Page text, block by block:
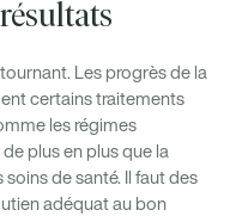
Les progrès de la
certains traitements
les régimes
plus en plus que la
de santé. Il faut des
adéquat au bon